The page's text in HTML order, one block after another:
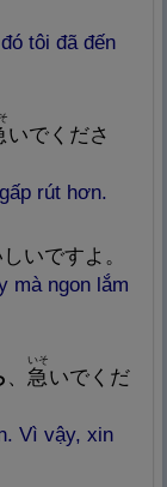
Nghĩa: Chậm trễ, chậm chạp,
tôi đã đến
いでくださ
rút hơn.
しいですよ。
ngon lắm
急
いそ
いでくだ
Vì vậy, xin